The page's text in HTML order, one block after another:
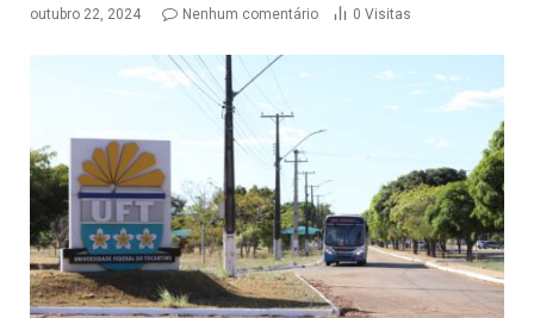
outubro 22, 2024 Nenhum comentário 0 Visitas